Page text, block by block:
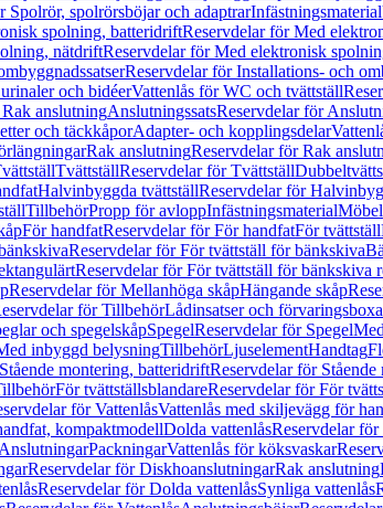
Spolrör, spolrörsböjar och adaptrarInfästningsmaterial
spolning, batteridriftReservdelar för Med
nätdriftReservdelar för Med elektronisk
Reservdelar för Installations- och
och bidéerVattenlås för WC och tvättställ
anslutningAnslutningssatsReservdelar för
och täckkåporAdapter- och kopplingsdelar
Rak anslutningReservdelar för Rak
TvättställReservdelar för Tvättställ
Halvinbyggda tvättställReservdelar för
TillbehörPropp för avloppInfästningsmaterial
För handfatReservdelar för För handfatFör tvättställ
Reservdelar för För tvättställ för bänkskiva
Reservdelar för För tvättställ för bänkskiva
Reservdelar för Mellanhöga skåpHängande skåp
för TillbehörLådinsatser och
och spegelskåpSpegelReservdelar för Spegel
inbyggd belysningTillbehörLjuselementHandtag
Stående montering, batteridriftReservdelar för
För tvättställsblandareReservdelar för För
för VattenlåsVattenlås med skiljevägg för
kompaktmodellDolda vattenlåsReservdelar
PackningarVattenlås för köksvaskar
Reservdelar för DiskhoanslutningarRak anslutning
Reservdelar för Dolda vattenlåsSynliga vattenlås